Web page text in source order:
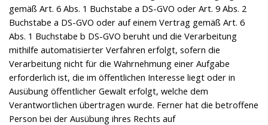
gemäß Art. 6 Abs. 1 Buchstabe a DS-GVO oder Art. 9 Abs. 2
Buchstabe a DS-GVO oder auf einem Vertrag gemäß Art. 6
Abs. 1 Buchstabe b DS-GVO beruht und die Verarbeitung
mithilfe automatisierter Verfahren erfolgt, sofern die
Verarbeitung nicht für die Wahrnehmung einer Aufgabe
erforderlich ist, die im öffentlichen Interesse liegt oder in
Ausübung öffentlicher Gewalt erfolgt, welche dem
Verantwortlichen übertragen wurde. Ferner hat die betroffene
Person bei der Ausübung ihres Rechts auf